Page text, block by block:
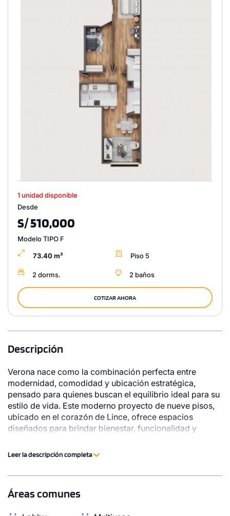
1 unidad disponible
Desde
S/ 510,000
Modelo TIPO F
73.40 m² Piso 5
2 dorms. 2 baños
COTIZAR AHORA
Descripción
Verona nace como la combinación perfecta entre
modernidad, comodidad y ubicación estratégica,
pensado para quienes buscan el equilibrio ideal para su
estilo de vida. Este moderno proyecto de nueve pisos,
ubicado en el corazón de Lince, ofrece espacios
diseñados para brindar bienestar, funcionalidad y
cuidadosamente pensado, incorporando acabados de
distribución. Vivir en Verona significa disfrutar de una
Lince, a pocos pasos de Jesús María y a solo minutos
Leer la descripción completa
Áreas comunes